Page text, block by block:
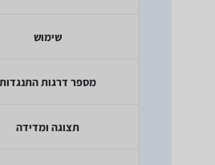
שימוש
מספר דרגות התנגדות
תצוגה ומדידה